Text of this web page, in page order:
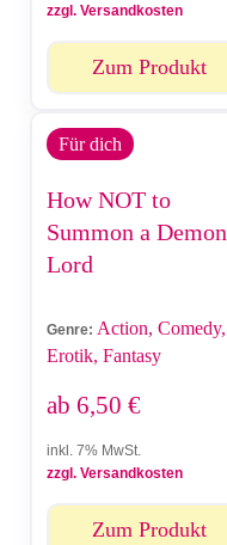
zzgl. Versandkosten
Zum Produkt
Für dich
How NOT to
Summon a Demon
Lord
Genre: Action, Comedy,
Erotik, Fantasy
ab 6,50 €
inkl. 7% MwSt.
zzgl. Versandkosten
Zum Produkt